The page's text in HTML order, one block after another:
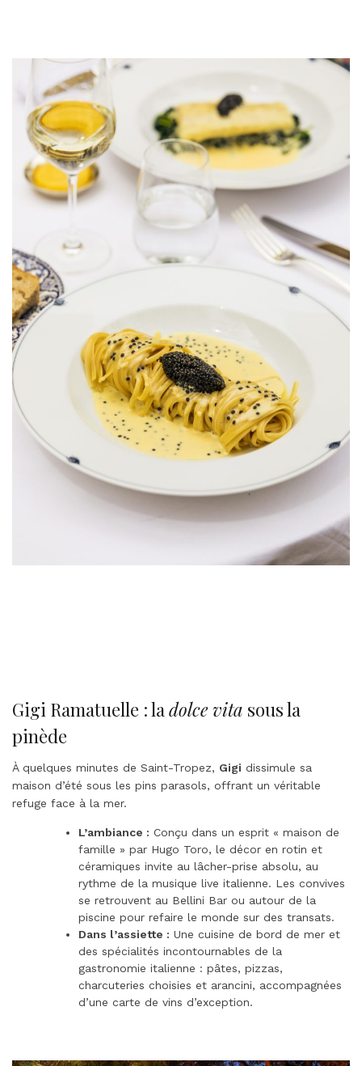
Gigi Ramatuelle : la dolce vita sous la
pinède
À quelques minutes de Saint-Tropez, Gigi dissimule sa
maison d’été sous les pins parasols, offrant un véritable
refuge face à la mer.
L’ambiance : Conçu dans un esprit « maison de
famille » par Hugo Toro, le décor en rotin et
céramiques invite au lâcher-prise absolu, au
rythme de la musique live italienne. Les convives
se retrouvent au Bellini Bar ou autour de la
piscine pour refaire le monde sur des transats.
Dans l’assiette : Une cuisine de bord de mer et
des spécialités incontournables de la
gastronomie italienne : pâtes, pizzas,
charcuteries choisies et arancini, accompagnées
d’une carte de vins d’exception.